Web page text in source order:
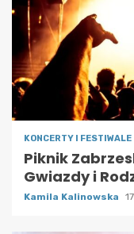
KONCERTY I FESTIWALE
Piknik
Gwiazdy i
Kamila Kalinowska